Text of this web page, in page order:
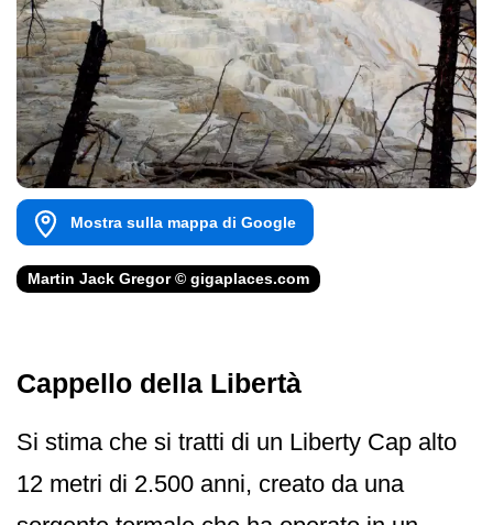
Mostra sulla mappa di Google
Martin Jack Gregor © gigaplaces.com
Cappello della Libertà
Si stima che si tratti di un Liberty Cap alto
12 metri di 2.500 anni, creato da una